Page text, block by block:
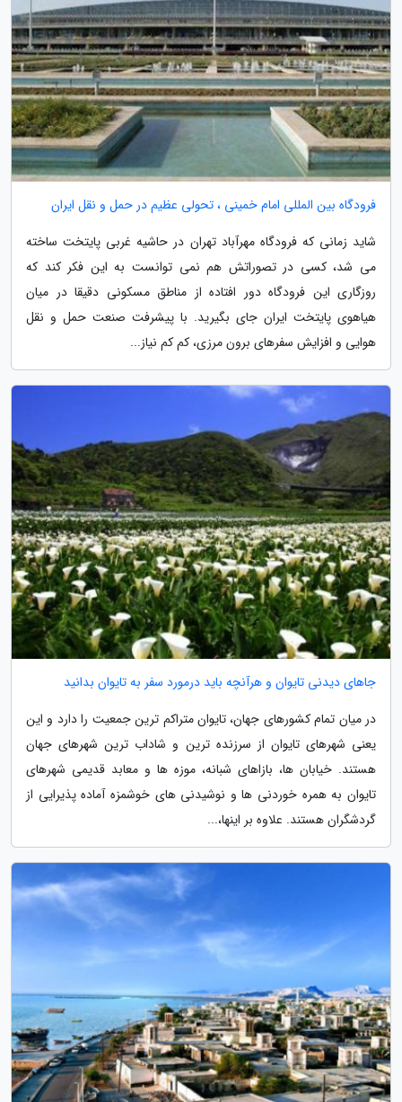
فرودگاه بین المللی امام خمینی ، تحولی عظیم در حمل و نقل ایران
شاید زمانی که فرودگاه مهرآباد تهران در حاشیه غربی پایتخت ساخته
می شد، کسی در تصوراتش هم نمی توانست به این فکر کند که
روزگاری این فرودگاه دور افتاده از مناطق مسکونی دقیقا در میان
هیاهوی پایتخت ایران جای بگیرید. با پیشرفت صنعت حمل و نقل
هوایی و افزایش سفرهای برون مرزی، کم کم نیاز...
جاهای دیدنی تایوان و هرآنچه باید درمورد سفر به تایوان بدانید
در میان تمام کشورهای جهان، تایوان متراکم ترین جمعیت را دارد و این
یعنی شهرهای تایوان از سرزنده ترین و شاداب ترین شهرهای جهان
هستند. خیابان ها، بازاهای شبانه، موزه ها و معابد قدیمی شهرهای
تایوان به همره خوردنی ها و نوشیدنی های خوشمزه آماده پذیرایی از
گردشگران هستند. علاوه بر اینها،...